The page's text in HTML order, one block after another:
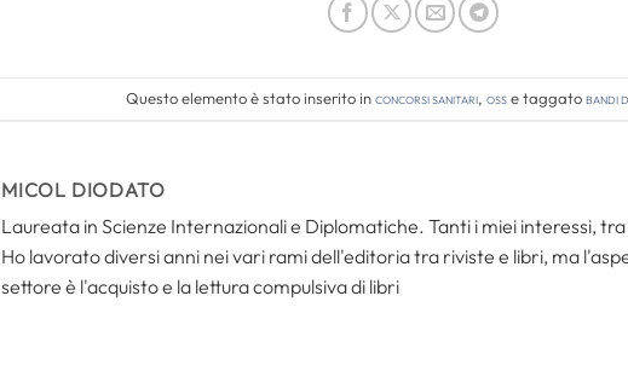
Questo elemento è stato inserito inConcorsi Sanitari, OSSe taggatobandi
MICOL DIODATO
Laureata in Scienze Internazionali e Diplomatiche. Tanti i miei interessi,
Ho lavorato diversi anni nei vari rami dell'editoria tra riviste e libri, ma
settore è l'acquisto e la lettura compulsiva di libri